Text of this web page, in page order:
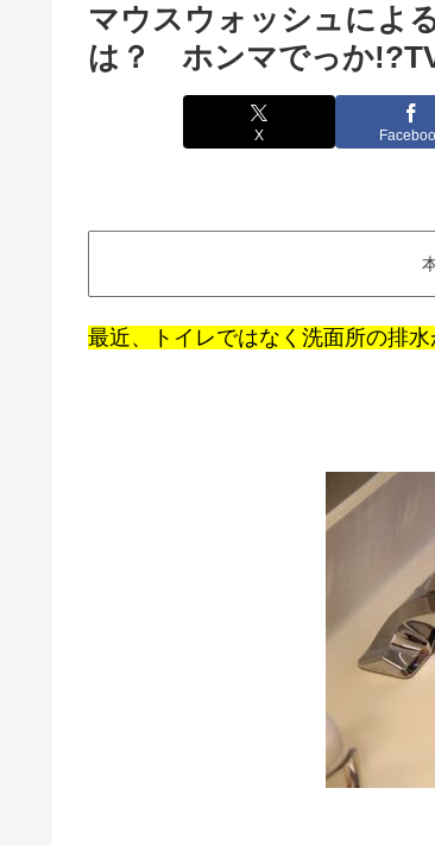
マウスウォッシュによ
は？ ホンマでっか
X
最近、トイレではなく洗面所の排